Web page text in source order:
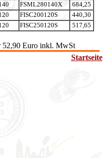
FSML280140X
684,25
FISC200120S
440,30
FISC250120S 517,65
52,90 Euro inkl. MwSt
Startseite